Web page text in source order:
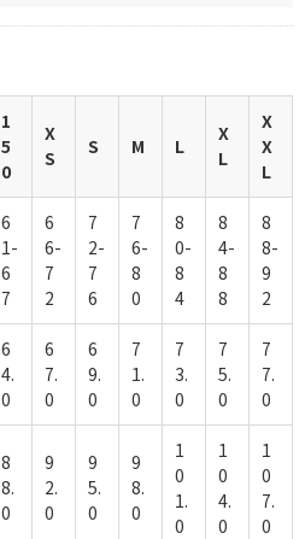
1
5
0
X
S
S M L
X
L
X
X
L
6
1-
6
7
6
6-
7
2
7
2-
7
6
7
6-
8
0
8
0-
8
4
8
4-
8
8
8
8-
9
2
6
4.
0
6
7.
0
6
9.
0
7
1.
0
7
3.
0
7
5.
0
7
7.
0
8
8.
0
9
2.
0
9
5.
0
9
8.
0
1
0
1.
0
1
0
4.
0
1
0
7.
0